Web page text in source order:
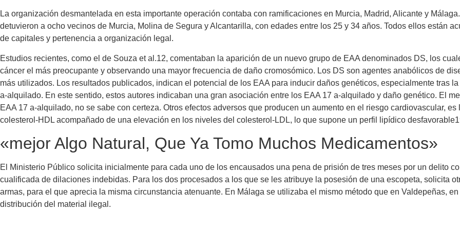
La organización desmantelada en esta importante operación contaba con ramificaciones en Murcia, Madrid, Alicante y
detuvieron a ocho vecinos de Murcia, Molina de Segura y Alcantarilla, con edades entre los 25 y 34 años. Todos ellos están
de capitales y pertenencia a organización legal.
Estudios recientes, como el de Souza et al.12, comentaban la aparición de un nuevo grupo de EAA denominados DS, los
cáncer el más preocupante y observando una mayor frecuencia de daño cromosómico. Los DS son agentes anabólicos de
más utilizados. Los resultados publicados, indican el potencial de los EAA para inducir daños genéticos, especialmente tras
a-alquilado. En este sentido, estos autores indicaban una gran asociación entre los EAA 17 a-alquilado y daño genético. El
EAA 17 a-alquilado, no se sabe con certeza. Otros efectos adversos que producen un aumento en el riesgo cardiovascular,
colesterol-HDL acompañado de una elevación en los niveles del colesterol-LDL, lo que supone un perfil lipídico
«mejor Algo Natural, Que Ya Tomo Muchos Medicamentos»
El Ministerio Público solicita inicialmente para cada uno de los encausados una pena de prisión de tres meses por un delito
cualificada de dilaciones indebidas. Para los dos procesados a los que se les atribuye la posesión de una escopeta, solicita
armas, para el que aprecia la misma circunstancia atenuante. En Málaga se utilizaba el mismo método que en Valdepeñas,
distribución del material ilegal.